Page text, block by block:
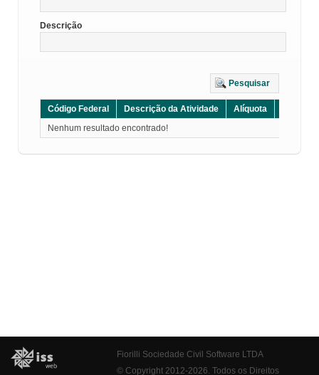
Descrição
Pesquisar
Código Federal Descrição da Atividade Alíquota
Nenhum resultado encontrado!
Fiorilli Sociedade Civil Software LTDA
© Copyright 2012-2026. Todos os Direitos